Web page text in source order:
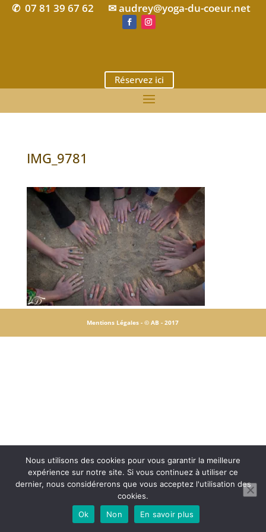
✆ 07 81 39 67 62 ✉ audrey@yoga-du-coeur.net
Réservez ici
IMG_9781
Mentions Légales -© AB - 2017
Nous utilisons des cookies pour vous garantir la meilleure
expérience sur notre site. Si vous continuez à utiliser ce
dernier, nous considérerons que vous acceptez l'utilisation des
cookies.
Ok
Non En savoir plus